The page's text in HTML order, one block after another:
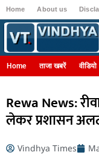
Home About us
Home ताजा खबरें वीडियो
Rewa News:
लेकर प्रशासन
Vindhya Times